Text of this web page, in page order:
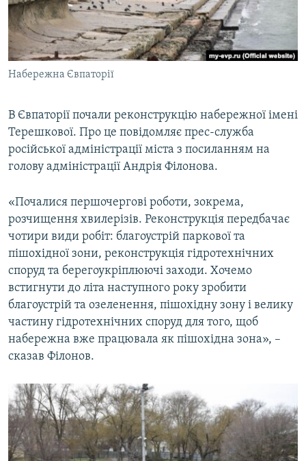
ВІДЕОУРОКИ «ELIFBE»
СВІДЧЕННЯ ОКУПАЦІЇ
УКРАЇНСЬКА ПРОБЛЕМА КРИМУ
ІНФОГРАФІКА
Русский
Qırımtatar
ДОЛУЧАЙСЯ!
Усі сайти RFE/RL
Набережна Євпаторії
В Євпаторії почали реконструкцію набережної імені
Терешкової. Про це повідомляє прес-служба
російської адміністрації міста з посиланням на
голову адміністрації Андрія Філонова.
«Почалися першочергові роботи, зокрема,
розчищення хвилерізів. Реконструкція передбачає
чотири види робіт: благоустрій паркової та
пішохідної зони, реконструкція гідротехнічних
споруд та берегоукріплюючі заходи. Хочемо
встигнути до літа наступного року зробити
благоустрій та озеленення, пішохідну зону і велику
частину гідротехнічних споруд для того, щоб
набережна вже працювала як пішохідна зона», –
сказав Філонов.